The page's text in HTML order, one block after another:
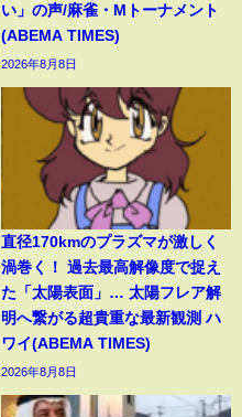
い」の声/麻雀・Mトーナメント
(ABEMA TIMES)
2026年8月8日
直径170kmのプラズマが激しく
渦巻く！ 過去最高解像度で捉え
た「太陽表面」… 太陽フレア解
明へ繋がる超貴重な最新観測 ハ
ワイ(ABEMA TIMES)
2026年8月8日